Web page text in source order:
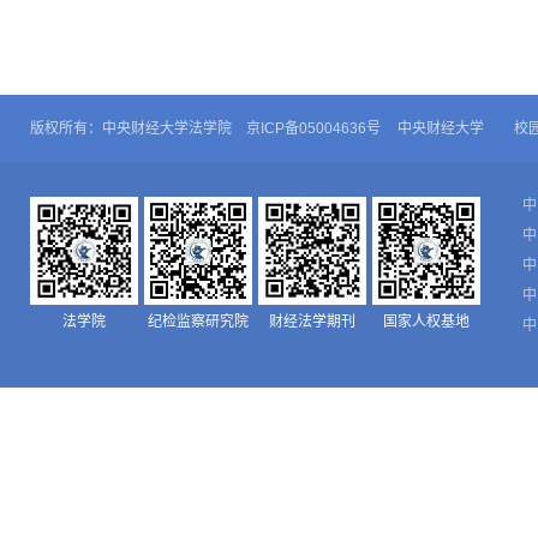
版权所有：中央财经大学法学院 京ICP备05004636号 中央财经大学 校
法学院 纪检监察研究院 财经法学期刊 国家人权基地